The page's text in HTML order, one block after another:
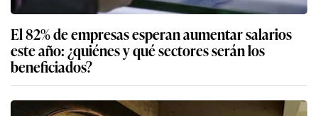
El 82% de empresas esperan aumentar salarios
este año: ¿quiénes y qué sectores serán los
beneficiados?